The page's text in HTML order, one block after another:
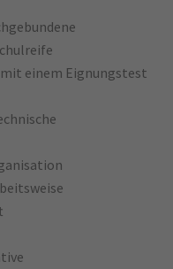
einem Eignungstest